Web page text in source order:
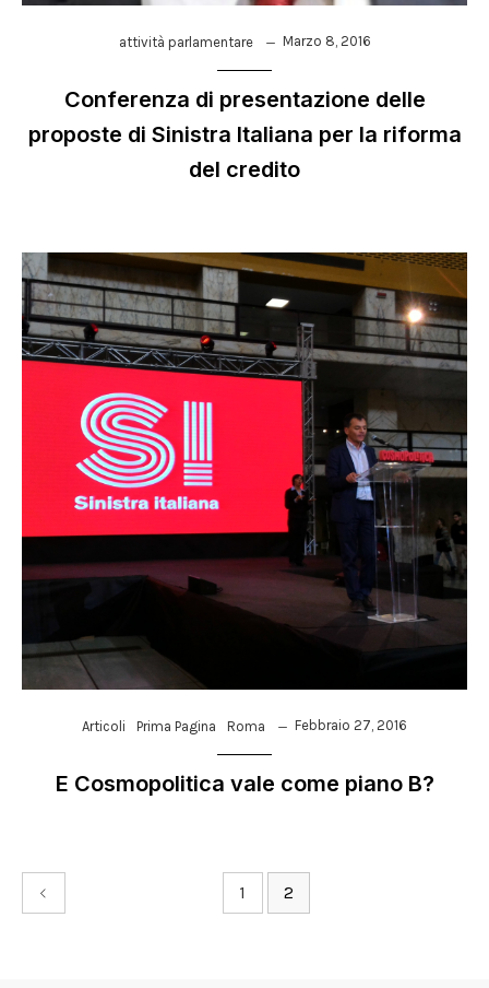
attività parlamentare Marzo 8, 2016
Conferenza di presentazione delle
proposte di Sinistra Italiana per la riforma
del credito
Articoli Prima Pagina Roma Febbraio 27, 2016
E Cosmopolitica vale come piano B?
1 2